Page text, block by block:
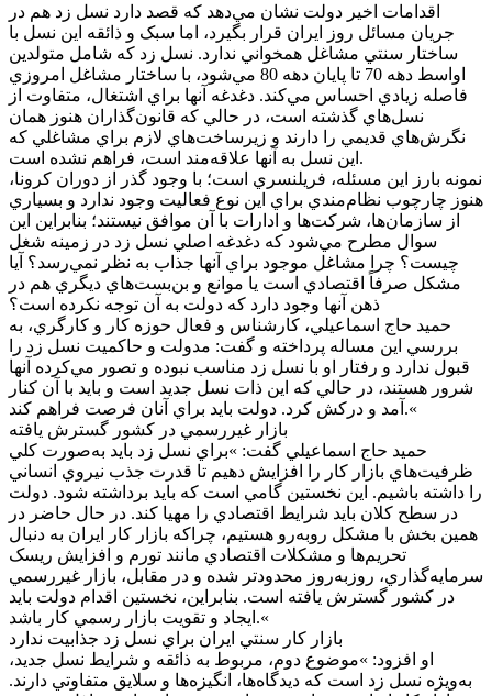
اقدامات اخير دولت نشان مي‌دهد که قصد دارد نسل زد هم در
جريان مسائل روز ايران قرار بگيرد، اما سبک و ذائقه اين نسل با
ساختار سنتي مشاغل همخواني ندارد. نسل زد که شامل متولدين
اواسط دهه 70 تا پايان دهه 80 مي‌شود، با ساختار مشاغل امروزي
فاصله زيادي احساس مي‌کند. دغدغه آنها براي اشتغال، متفاوت از
نسل‌هاي گذشته است، در حالي که قانون‌گذاران هنوز همان
نگرش‌هاي قديمي را دارند و زيرساخت‌هاي لازم براي مشاغلي که
اين نسل به آنها علاقه‌مند است، فراهم نشده است.
نمونه بارز اين مسئله، فريلنسري است؛ با وجود گذر از دوران کرونا،
هنوز چارچوب نظام‌مندي براي اين نوع فعاليت وجود ندارد و بسياري
از سازمان‌ها، شرکت‌ها و ادارات با آن موافق نيستند؛ بنابراين اين
سوال مطرح مي‌شود که دغدغه اصلي نسل زد در زمينه شغل
چيست؟ چرا مشاغل موجود براي آنها جذاب به نظر نمي‌رسد؟ آيا
مشکل صرفاً اقتصادي است يا موانع و بن‌بست‌هاي ديگري هم در
ذهن آنها وجود دارد که دولت به آن توجه نکرده است؟
حميد حاج اسماعيلي، کارشناس و فعال حوزه کار و کارگري، به
بررسي اين مساله پرداخته و گفت: مدولت و حاکميت نسل زد را
قبول ندارد و رفتار او با نسل زد مناسب نبوده و تصور مي‌کرده آنها
شرور هستند، در حالي که اين ذات نسل جديد است و بايد با آن کنار
آمد و درکش کرد. دولت بايد براي آنان فرصت فراهم کند.«
بازار غيررسمي در کشور گسترش يافته
حميد حاج اسماعيلي گفت: »براي نسل زد بايد به‌صورت کلي
ظرفيت‌هاي بازار کار را افزايش دهيم تا قدرت جذب نيروي انساني
را داشته باشيم. اين نخستين گامي است که بايد برداشته شود. دولت
در سطح کلان بايد شرايط اقتصادي را مهيا کند. در حال حاضر در
همين بخش با مشکل روبه‌رو هستيم، چراکه بازار کار ايران به دنبال
تحريم‌ها و مشکلات اقتصادي مانند تورم و افزايش ريسک
سرمايه‌گذاري، روزبه‌روز محدودتر شده و در مقابل، بازار غيررسمي
در کشور گسترش يافته است. بنابراين، نخستين اقدام دولت بايد
ايجاد و تقويت بازار رسمي کار باشد.«
بازار کار سنتي ايران براي نسل زد جذابيت ندارد
او افزود: »موضوع دوم، مربوط به ذائقه و شرايط نسل جديد،
به‌ويژه نسل زد است که ديدگاه‌ها، انگيزه‌ها و سلايق متفاوتي دارند.